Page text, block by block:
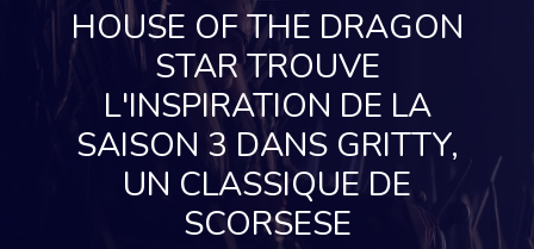
HOUSE OF THE DRAGON
STAR TROUVE
L'INSPIRATION DE LA
SAISON 3 DANS GRITTY,
UN CLASSIQUE DE
SCORSESE